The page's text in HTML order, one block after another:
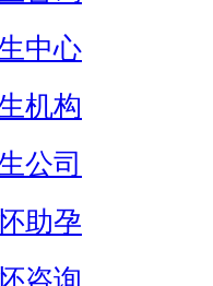
中心
机构
公司
助孕
咨询